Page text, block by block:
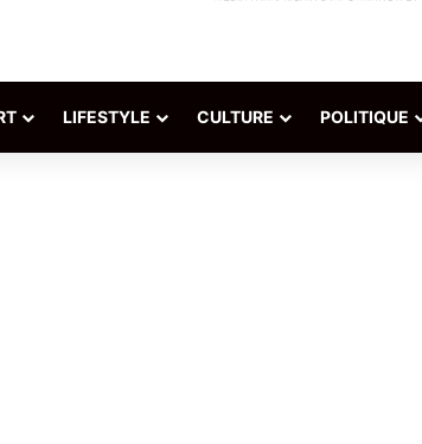
LIFESTYLE CULTURE POLITIQUE